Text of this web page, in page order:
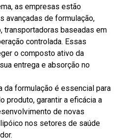
as empresas estão
avançadas de formulação,
transportadoras baseadas em
controlada. Essas
o composto ativo da
entrega e absorção no
da formulação é essencial para
produto, garantir a eficácia a
de novas
nos setores de saúde